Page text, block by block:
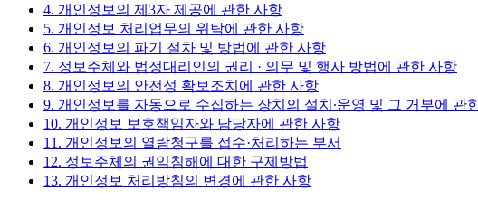
4. 개인정보의 제3자 제공에 관한 사항
5. 개인정보 처리업무의 위탁에 관한 사항
6. 개인정보의 파기 절차 및 방법에 관한 사항
7. 정보주체와 법정대리인의 권리 · 의무 및 행사 방법에 관한 사항
8. 개인정보의 안전성 확보조치에 관한 사항
9. 개인정보를 자동으로 수집하는 장치의 설치∙운영 및 그 거부에 관
10. 개인정보 보호책임자와 담당자에 관한 사항
11. 개인정보의 열람청구를 접수·처리하는 부서
12. 정보주체의 권익침해에 대한 구제방법
13. 개인정보 처리방침의 변경에 관한 사항